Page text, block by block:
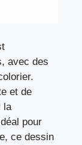
avec des
et de
la
pour
ce dessin